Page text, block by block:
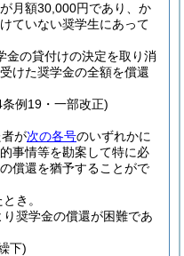
月額30,000円であり、か
ていない奨学生にあって
金の貸付けの決定を取り消
けた奨学金の全額を償還
例19・一部改正)
が次の各号のいずれかに
事情等を勘案して特に必
償還を猶予することがで
き。
奨学金の償還が困難であ
下)